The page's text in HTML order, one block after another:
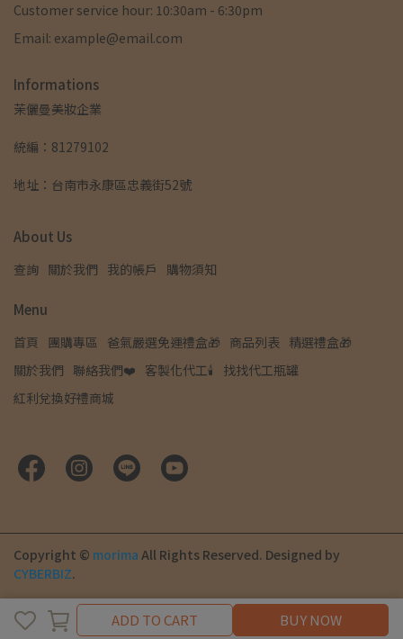
Cancel Finish
ADD TO CART BUY NOW
Customer service hour: 10:30am - 6:30pm
Email: example@email.com
Informations
茉儷曼美妝企業
統編：81279102
地址：台南市永康區忠義街52號
About Us
查詢 關於我們 我的帳戶 購物須知
Menu
首頁 團購專區 爸氣嚴選免運禮盒🎁 商品列表 精選禮盒🎁
關於我們 聯絡我們❤️ 客製化代工🕯️
找找代工瓶罐
紅利兌換好禮商城
Copyright © morima All Rights Reserved. Designed by
CYBERBIZ.